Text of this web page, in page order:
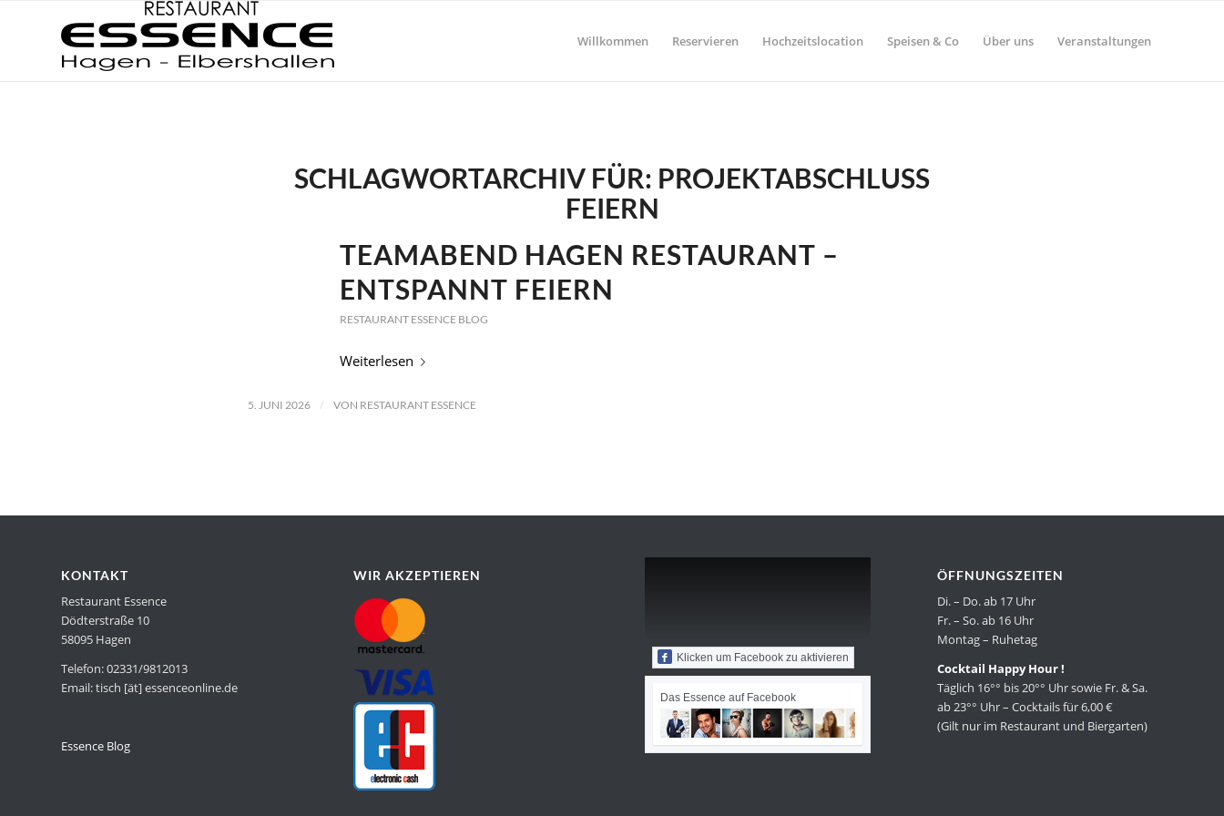
Willkommen Reservieren Hochzeitslocation Speisen & Co Über uns Veranstaltungen
SCHLAGWORTARCHIV FÜR: PROJEKTABSCHLUSS
FEIERN
TEAMABEND HAGEN RESTAURANT –
ENTSPANNT FEIERN
RESTAURANT ESSENCE BLOG
Weiterlesen
5. JUNI 2026 / VON RESTAURANT ESSENCE
KONTAKT
Restaurant Essence
Dödterstraße 10
58095 Hagen
Telefon: 02331/9812013
Email: tisch [ät] essenceonline.de
Essence Blog
WIR AKZEPTIEREN
Klicken um Facebook zu aktivieren
Das Essence auf Facebook
ÖFFNUNGSZEITEN
Di. – Do. ab 17 Uhr
Fr. – So. ab 16 Uhr
Montag – Ruhetag
Cocktail Happy Hour !
Täglich 16°° bis 20°° Uhr sowie Fr. & Sa.
ab 23°° Uhr – Cocktails für 6,00 €
(Gilt nur im Restaurant und Biergarten)